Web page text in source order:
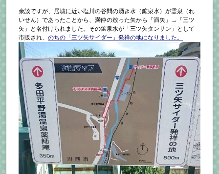
余談ですが、居城に近い塩川の谷間の湧き水（鉱泉水）が霊泉（れ
いせん）であったことから、満仲の放った矢から「満矢」→「三ツ
矢」と名付けられました。その鉱泉水が「三ツ矢タンサン」として
市販され、のちの「三ツ矢サイダー」発祥の地になりました。